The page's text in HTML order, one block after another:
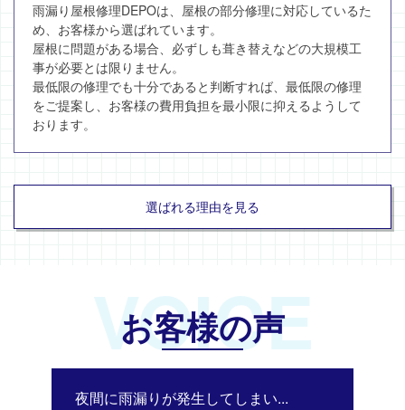
雨漏り屋根修理DEPOは、屋根の部分修理に対応しているた
め、お客様から選ばれています。
屋根に問題がある場合、必ずしも葺き替えなどの大規模工
事が必要とは限りません。
最低限の修理でも十分であると判断すれば、最低限の修理
をご提案し、お客様の費用負担を最小限に抑えるようして
おります。
選ばれる理由を見る
VOICE
お客様の声
夜間に雨漏りが発生してしまい...